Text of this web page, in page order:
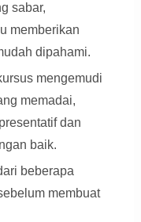
sabar,
memberikan
dipahami.
mengemudi
memadai,
dan
baik.
beberapa
membuat